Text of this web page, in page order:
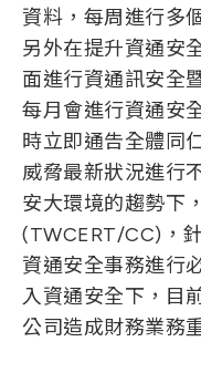
資料，每周進行多
另外在提升資通安
面進行資通訊安全
每月會進行資通安
時立即通告全體同
威脅最新狀況進行
安大環境的趨勢下
(TWCERT/CC)，
資通安全事務進行
入資通安全下，目
公司造成財務業務